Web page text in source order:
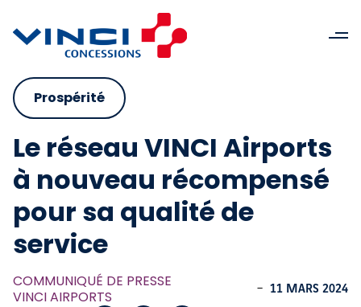
Prospérité
Le réseau VINCI Airports
à nouveau récompensé
pour sa qualité de
service
COMMUNIQUÉ DE PRESSE
VINCI AIRPORTS
- 11 MARS 2024